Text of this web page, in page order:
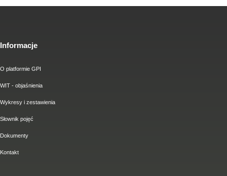
Informacje
O platformie GPI
WIT - objaśnienia
Wykresy i zestawienia
Słownik pojęć
Dokumenty
Kontakt